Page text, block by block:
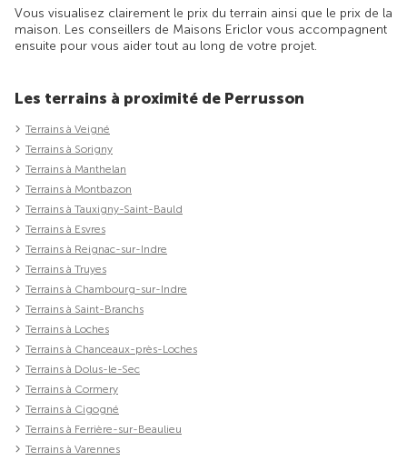
Vous visualisez clairement le prix du terrain ainsi que le prix de la
maison. Les conseillers de Maisons Ericlor vous accompagnent
ensuite pour vous aider tout au long de votre projet.
Les terrains à proximité de Perrusson
Terrains à Veigné
Terrains à Sorigny
Terrains à Manthelan
Terrains à Montbazon
Terrains à Tauxigny-Saint-Bauld
Terrains à Esvres
Terrains à Reignac-sur-Indre
Terrains à Truyes
Terrains à Chambourg-sur-Indre
Terrains à Saint-Branchs
Terrains à Loches
Terrains à Chanceaux-près-Loches
Terrains à Dolus-le-Sec
Terrains à Cormery
Terrains à Cigogné
Terrains à Ferrière-sur-Beaulieu
Terrains à Varennes